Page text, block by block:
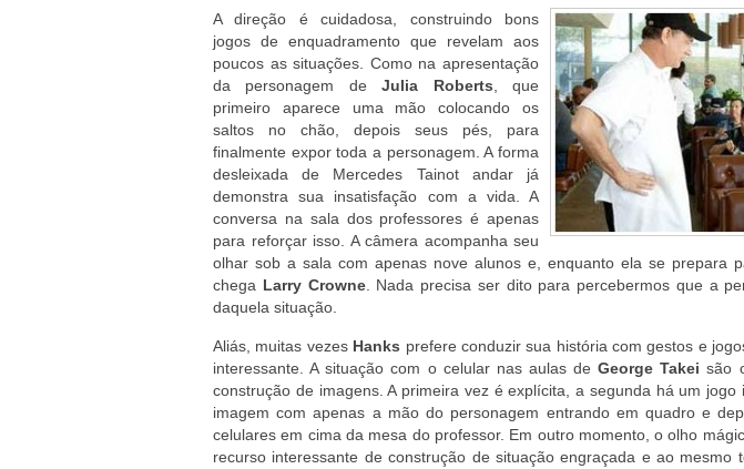
A direção é cuidadosa, construindo bons
jogos de enquadramento que revelam aos
poucos as situações. Como na apresentação
da personagem deJulia Roberts , que
primeiro aparece uma mão colocando os
saltos no chão, depois seus pés, para
finalmente expor toda a personagem. A forma
desleixada de Mercedes Tainot andar já
demonstra sua insatisfação com a vida. A
conversa na sala dos professores é apenas
para reforçar isso. A câmera acompanha seu
olhar sob a sala com apenas nove alunos e, enquanto ela se prepara
chega Larry Crowne. Nada precisa ser dito para percebermos que a
daquela situação.
Aliás, muitas vezes Hanks prefere conduzir sua história com gestos e
interessante. A situação com o celular nas aulas deGeorge Takei são
construção de imagens. A primeira vez é explícita, a segunda há um jogo
imagem com apenas a mão do personagem entrando em quadro e
celulares em cima da mesa do professor. Em outro momento, o olho
recurso interessante de construção de situação engraçada e ao mesmo